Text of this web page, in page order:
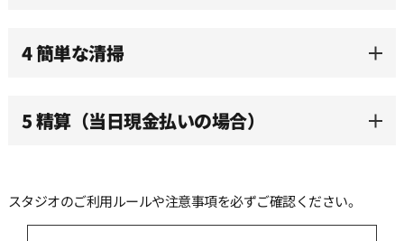
12:00
4 簡単な清掃
5 精算（当日現金払いの場合）
スタジオのご利用ルールや注意事項を必ずご確認ください。